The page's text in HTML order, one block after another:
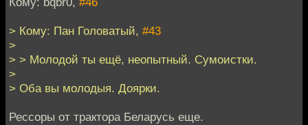
> Кому: Пан Головатый, #43
>
> > Молодой ты ещё, неопытный. Сумоистки.
>
> Оба вы молодыя. Доярки.
Рессоры от трактора Беларусь еще.